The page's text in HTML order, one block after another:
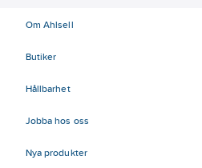
Om Ahlsell
Butiker
Hållbarhet
Jobba hos oss
Nya produkter